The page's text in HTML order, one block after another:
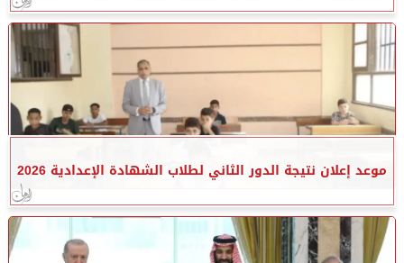
موعد إعلان نتيجة الدور الثاني لطلاب الشهادة الإعدادية 2026